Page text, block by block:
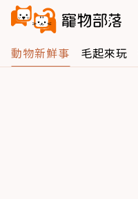
動物新鮮事 毛起來玩